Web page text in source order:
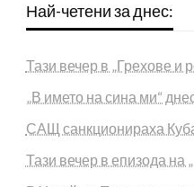
Най-четени за днес:
Тази вечер в „Грехове и
„В името на сина ми“
САЩ санкционираха
Тази вечер в епизода на